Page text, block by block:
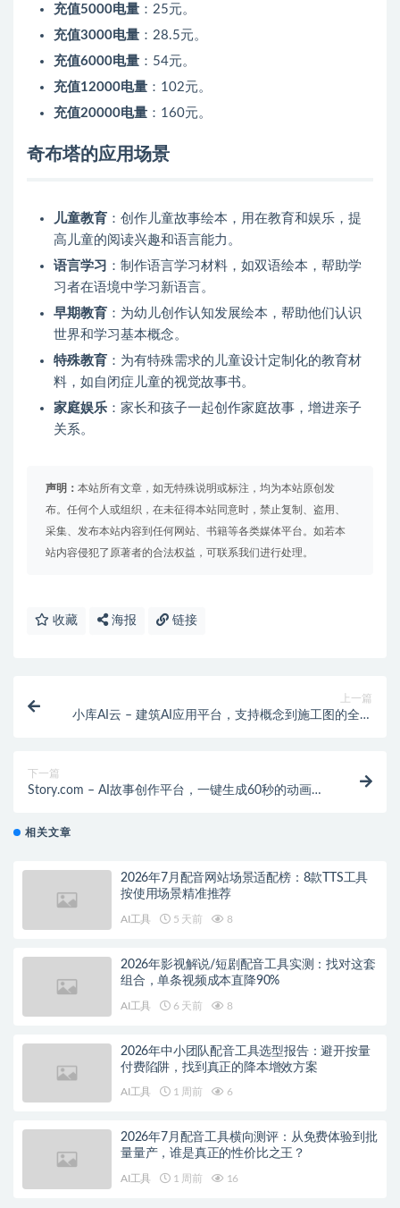
充值5000电量 ：25元。
充值3000电量 ：28.5元。
充值6000电量 ：54元。
充值12000电量 ：102元。
充值20000电量 ：160元。
奇布塔的应用场景
儿童教育 ：创作儿童故事绘本，用在教育和娱乐，提
高儿童的阅读兴趣和语言能力。
语言学习 ：制作语言学习材料，如双语绘本，帮助学
习者在语境中学习新语言。
早期教育 ：为幼儿创作认知发展绘本，帮助他们认识
世界和学习基本概念。
特殊教育 ：为有特殊需求的儿童设计定制化的教育材
料，如自闭症儿童的视觉故事书。
家庭娱乐 ：家长和孩子一起创作家庭故事，增进亲子
关系。
声明： 本站所有文章，如无特殊说明或标注，均为本站原创发
布。任何个人或组织，在未征得本站同意时，禁止复制、盗用、
采集、发布本站内容到任何网站、书籍等各类媒体平台。如若本
站内容侵犯了原著者的合法权益，可联系我们进行处理。
收藏 海报 链接
上一篇
小库AI云 – 建筑AI应用平台，支持概念到施工图的全流
下一篇
Story.com – AI故事创作平台，一键生成60秒的动画短
相关文章
2026年7月配音网站场景适配榜：8款TTS工具
按使用场景精准推荐
AI工具 5 天前 8
2026年影视解说/短剧配音工具实测：找对这套
组合，单条视频成本直降90%
AI工具 6 天前 8
2026年中小团队配音工具选型报告：避开按量
付费陷阱，找到真正的降本增效方案
AI工具 1 周前 6
2026年7月配音工具横向测评：从免费体验到批
量量产，谁是真正的性价比之王？
AI工具 1 周前 16